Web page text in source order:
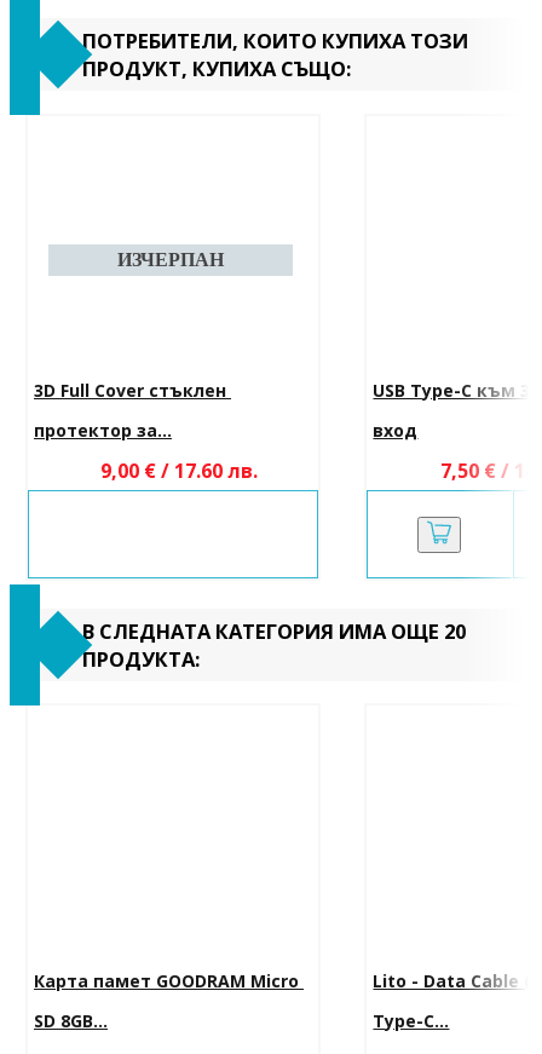
ПОТРЕБИТЕЛИ, КОИТО КУПИХА ТОЗИ
ПРОДУКТ, КУПИХА СЪЩО:
3D Full Cover стъклен
протектор за...
9,00 € / 17.60 лв.
USB Type-C към
вход
7,50 € /
В СЛЕДНАТА КАТЕГОРИЯ ИМА ОЩЕ 20
ПРОДУКТА:
Карта памет GOODRAM Micro
SD 8GB...
Lito - Data Cable
Type-C...